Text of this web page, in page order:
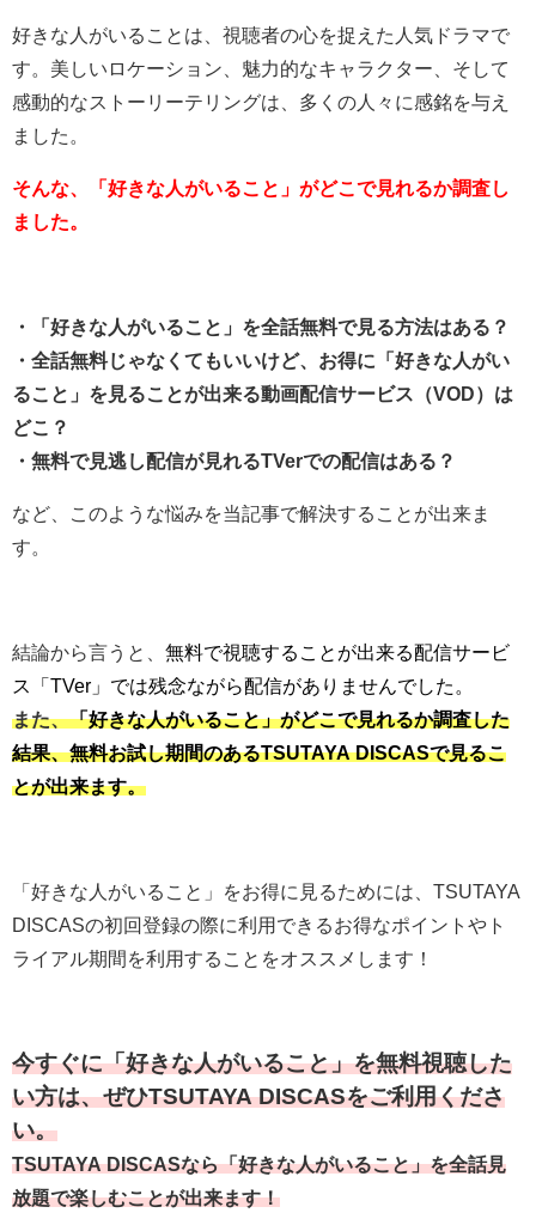
好きな人がいることは、視聴者の心を捉えた人気ドラマで
す。美しいロケーション、魅力的なキャラクター、そして
感動的なストーリーテリングは、多くの人々に感銘を与え
ました。
そんな、「好きな人がいること」がどこで見れるか調査し
ました。
・「好きな人がいること」を全話無料で見る方法はある？
・全話無料じゃなくてもいいけど、お得に「好きな人がい
ること」を見ることが出来る動画配信サービス（VOD）は
どこ？
・無料で見逃し配信が見れるTVerでの配信はある？
など、このような悩みを当記事で解決することが出来ま
す。
結論から言うと、 無料で視聴することが出来る配信サービ
ス「TVer」では残念ながら配信がありませんでした。
また、「好きな人がいること」がどこで見れるか調査した
結果、無料お試し期間のあるTSUTAYA DISCASで見るこ
とが出来ます。
「好きな人がいること」をお得に見るためには、TSUTAYA
DISCASの初回登録の際に利用できるお得なポイントやト
ライアル期間を利用することをオススメします！
今すぐに「好きな人がいること」を無料視聴した
い方は、ぜひTSUTAYA DISCASをご利用くださ
い。
TSUTAYA DISCASなら「好きな人がいること」を全話見
放題で楽しむことが出来ます！